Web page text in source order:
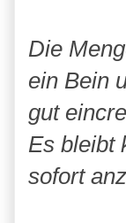
Die
ein Bein
gut
Es bleibt
sofort